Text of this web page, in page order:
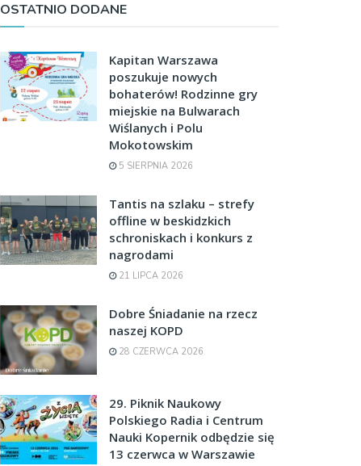
OSTATNIO DODANE
Kapitan Warszawa
poszukuje nowych
bohaterów! Rodzinne gry
miejskie na Bulwarach
Wiślanych i Polu
Mokotowskim
5 SIERPNIA 2026
Tantis na szlaku – strefy
offline w beskidzkich
schroniskach i konkurs z
nagrodami
21 LIPCA 2026
Dobre Śniadanie na rzecz
naszej KOPD
28 CZERWCA 2026
29. Piknik Naukowy
Polskiego Radia i Centrum
Nauki Kopernik odbędzie się
13 czerwca w Warszawie